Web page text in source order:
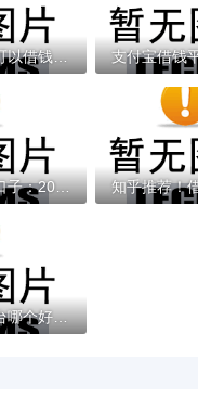
成黑户了哪里可以借钱急用啊，2025五大专属...
黑户借款必下口子：2025推荐5个通过率100%的...
支付宝借钱平台哪个好？实测推荐这3个靠谱低...